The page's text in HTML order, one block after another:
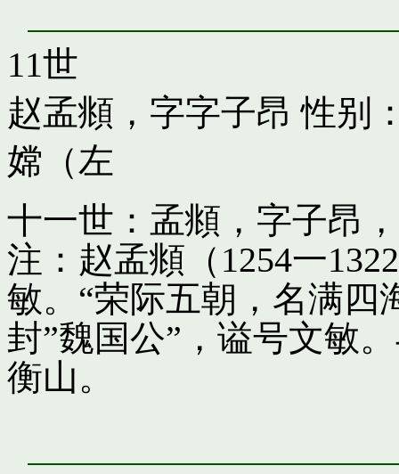
11世
赵孟頫，字字子昂 性别
嫦（左
十一世：孟頫，字子昂
注：赵孟頫（1254一
敏。“荣际五朝，名满四
封”魏国公”，谥号文敏
衡山。